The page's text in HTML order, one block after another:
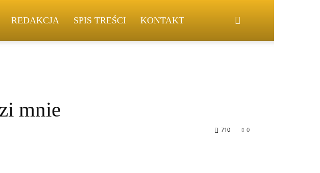
REDAKCJA SPIS TREŚCI KONTAKT
mnie
0
710